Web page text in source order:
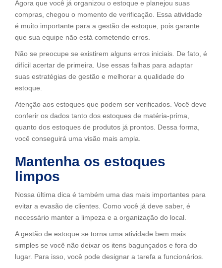
Agora que você já organizou o estoque e planejou suas
compras, chegou o momento de verificação. Essa atividade
é muito importante para a gestão de estoque, pois garante
que sua equipe não está cometendo erros.
Não se preocupe se existirem alguns erros iniciais. De fato, é
difícil acertar de primeira. Use essas falhas para adaptar
suas estratégias de gestão e melhorar a qualidade do
estoque.
Atenção aos estoques que podem ser verificados. Você deve
conferir os dados tanto dos estoques de matéria-prima,
quanto dos estoques de produtos já prontos. Dessa forma,
você conseguirá uma visão mais ampla.
Mantenha os estoques
limpos
Nossa última dica é também uma das mais importantes para
evitar a evasão de clientes. Como você já deve saber, é
necessário manter a limpeza e a organização do local.
A gestão de estoque se torna uma atividade bem mais
simples se você não deixar os itens bagunçados e fora do
lugar. Para isso, você pode designar a tarefa a funcionários.